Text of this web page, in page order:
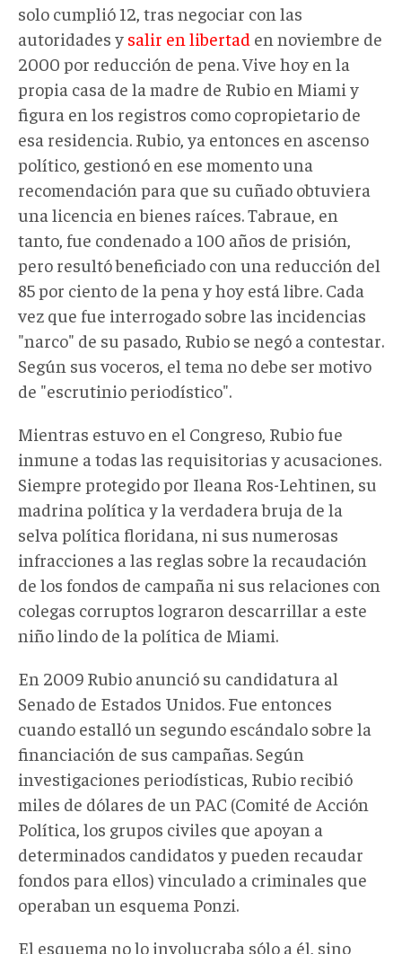
solo cumplió 12, tras negociar con las
autoridades y salir en libertad en noviembre de
2000 por reducción de pena. Vive hoy en la
propia casa de la madre de Rubio en Miami y
figura en los registros como copropietario de
esa residencia. Rubio, ya entonces en ascenso
político, gestionó en ese momento una
recomendación para que su cuñado obtuviera
una licencia en bienes raíces. Tabraue, en
tanto, fue condenado a 100 años de prisión,
pero resultó beneficiado con una reducción del
85 por ciento de la pena y hoy está libre. Cada
vez que fue interrogado sobre las incidencias
"narco" de su pasado, Rubio se negó a contestar.
Según sus voceros, el tema no debe ser motivo
de "escrutinio periodístico".
Mientras estuvo en el Congreso, Rubio fue
inmune a todas las requisitorias y acusaciones.
Siempre protegido por Ileana Ros-Lehtinen, su
madrina política y la verdadera bruja de la
selva política floridana, ni sus numerosas
infracciones a las reglas sobre la recaudación
de los fondos de campaña ni sus relaciones con
colegas corruptos lograron descarrillar a este
niño lindo de la política de Miami.
En 2009 Rubio anunció su candidatura al
Senado de Estados Unidos. Fue entonces
cuando estalló un segundo escándalo sobre la
financiación de sus campañas. Según
investigaciones periodísticas, Rubio recibió
miles de dólares de un PAC (Comité de Acción
Política, los grupos civiles que apoyan a
determinados candidatos y pueden recaudar
fondos para ellos) vinculado a criminales que
operaban un esquema Ponzi.
El esquema no lo involucraba sólo a él, sino